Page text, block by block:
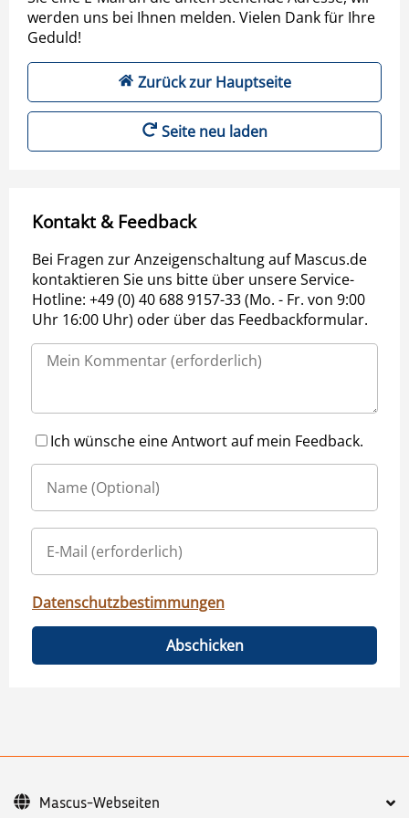
werden uns bei Ihnen melden. Vielen Dank für Ihre
Geduld!
Zurück zur Hauptseite
Seite neu laden
Kontakt & Feedback
Bei Fragen zur Anzeigenschaltung auf Mascus.de
kontaktieren Sie uns bitte über unsere Service-
Hotline: +49 (0) 40 688 9157-33 (Mo. - Fr. von 9:00
Uhr 16:00 Uhr) oder über das Feedbackformular.
Ich wünsche eine Antwort auf mein Feedback.
Datenschutzbestimmungen
Abschicken
Mascus-Webseiten